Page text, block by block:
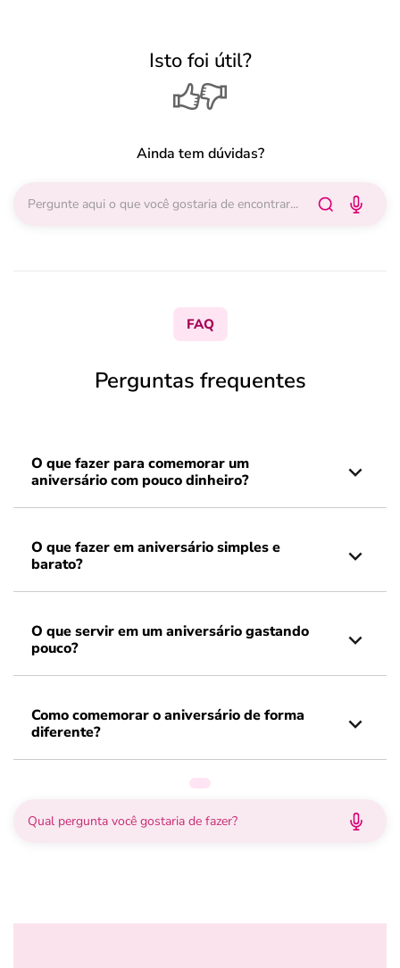
Isto foi útil?
Ainda tem dúvidas?
FAQ
Perguntas frequentes
O que fazer para comemorar um
aniversário com pouco dinheiro?
O que fazer em aniversário simples e
barato?
O que servir em um aniversário gastando
pouco?
Como comemorar o aniversário de forma
diferente?